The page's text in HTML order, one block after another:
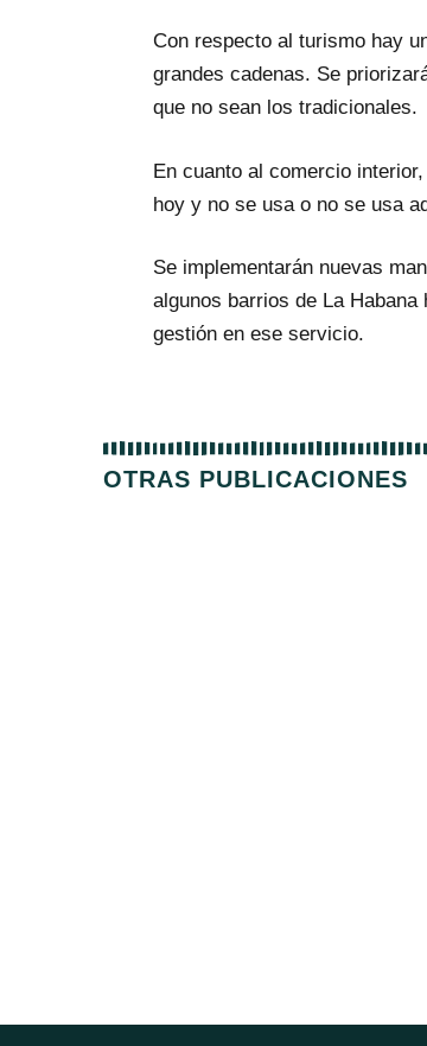
Con respecto al turismo hay
grandes cadenas. Se
que no sean los tradicionales.
En cuanto al comercio
hoy y no se usa o no se usa
Se implementarán nuevas
algunos barrios de La
gestión en ese servicio.
OTRAS PUBLICACIONES